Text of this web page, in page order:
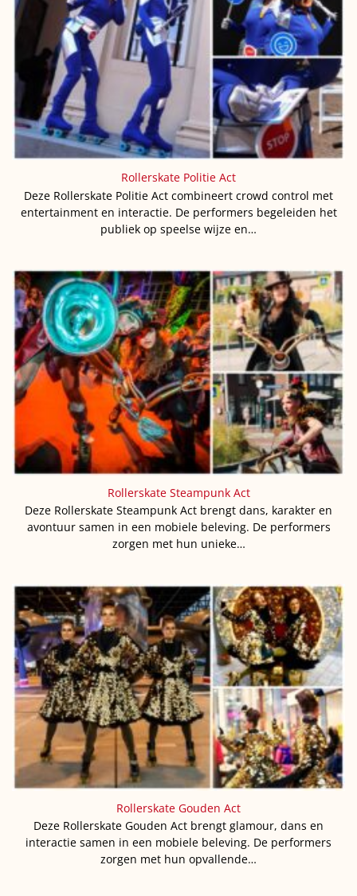
Rollerskate Politie Act
Deze Rollerskate Politie Act combineert crowd control met
entertainment en interactie. De performers begeleiden het
publiek op speelse wijze en…
Rollerskate Steampunk Act
Deze Rollerskate Steampunk Act brengt dans, karakter en
avontuur samen in een mobiele beleving. De performers
zorgen met hun unieke…
Rollerskate Gouden Act
Deze Rollerskate Gouden Act brengt glamour, dans en
interactie samen in een mobiele beleving. De performers
zorgen met hun opvallende…